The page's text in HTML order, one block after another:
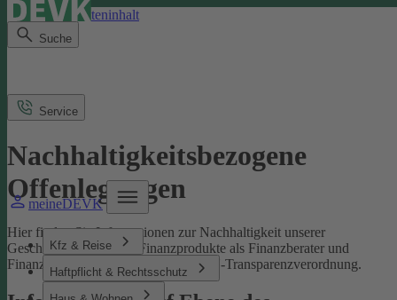
Direkt zum Seiteninhalt
Suche
meineDEVK
Kfz & Reise
Haftpflicht & Rechtsschutz
Service
Nachhaltigkeitsbezogene
Offenlegungen
Hier finden Sie Informationen zur Nachhaltigkeit unserer
Geschäftsprozesse und Finanzprodukte als Finanzberater und
Finanzmarktteilnehmer gemäß der EU-Transparenzverordnung.